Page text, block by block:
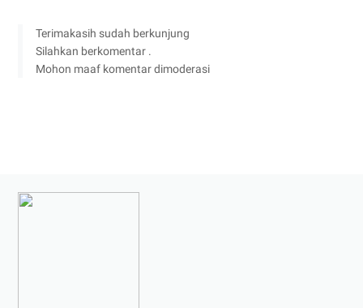
Terimakasih sudah berkunjung
Silahkan berkomentar .
Mohon maaf komentar dimoderasi